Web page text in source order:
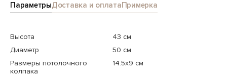
ПараметрыДоставка и оплатаПримерка
Высота
43 см
Диаметр
50 см
Размеры потолочного
колпака
14.5x9 см